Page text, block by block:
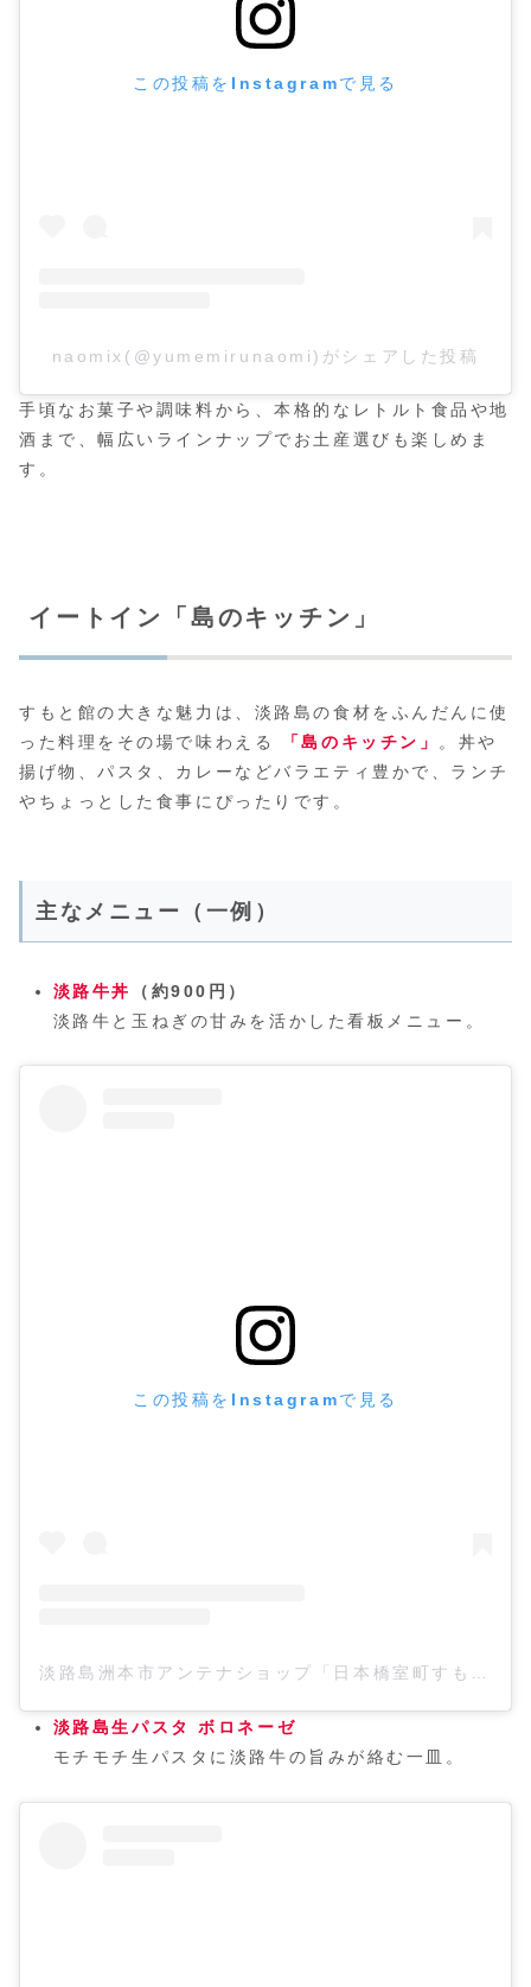
この投稿をInstagramで見る
naomix(@yumemirunaomi)がシェアした投稿
手頃なお菓子や調味料から、本格的なレトルト食品や地
酒まで、幅広いラインナップでお土産選びも楽しめま
す。
イートイン「島のキッチン」
すもと館の大きな魅力は、淡路島の食材をふんだんに使
った料理をその場で味わえる
「島のキッチン」
。丼や
揚げ物、パスタ、カレーなどバラエティ豊かで、ランチ
やちょっとした食事にぴったりです。
主なメニュー（一例）
淡路牛丼
（約900円）
淡路牛と玉ねぎの甘みを活かした看板メニュー。
この投稿をInstagramで見る
淡路島生パスタ ボロネーゼ
モチモチ生パスタに淡路牛の旨みが絡む一皿。